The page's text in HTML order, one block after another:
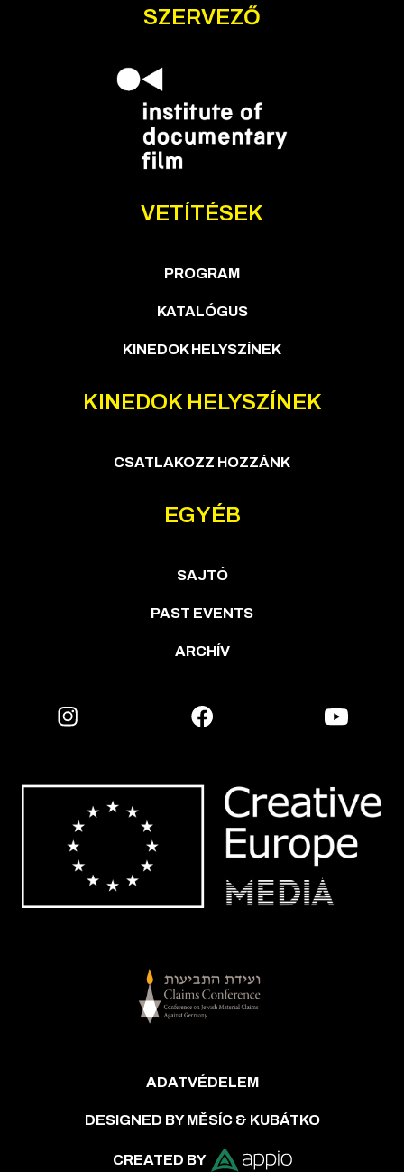
SZERVEZŐ
VETÍTÉSEK
PROGRAM
KATALÓGUS
KINEDOK HELYSZÍNEK
KINEDOK HELYSZÍNEK
CSATLAKOZZ HOZZÁNK
EGYÉB
SAJTÓ
PAST EVENTS
ARCHÍV
ADATVÉDELEM
DESIGNED BY MĚSÍC & KUBÁTKO
CREATED BY